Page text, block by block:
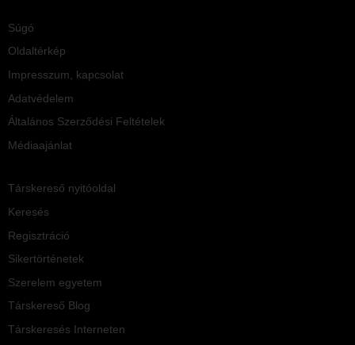
Súgó
Oldaltérkép
Impresszum, kapcsolat
Adatvédelem
Általános Szerződési Feltételek
Médiaajánlat
Társkereső nyitóoldal
Keresés
Regisztráció
Sikertörténetek
Szerelem egyetem
Társkereső Blog
Társkeresés Interneten